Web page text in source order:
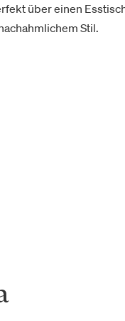
über einen
Stil.